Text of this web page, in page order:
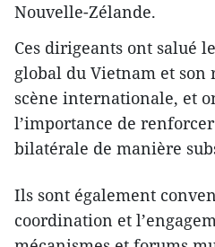
Nouvelle-Zélande.
Ces dirigeants ont salué
global du Vietnam et son
scène internationale, et
l’importance de
bilatérale de manière
Ils sont également
coordination et